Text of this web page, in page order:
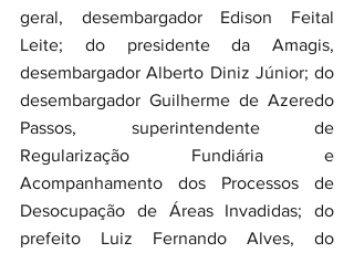
geral, desembargador Edison Feital
Leite; do presidente da Amagis,
desembargador Alberto Diniz Júnior; do
desembargador Guilherme de Azeredo
Passos, superintendente de
Regularização Fundiária e
Acompanhamento dos Processos de
Desocupação de Áreas Invadidas; do
prefeito Luiz Fernando Alves, do